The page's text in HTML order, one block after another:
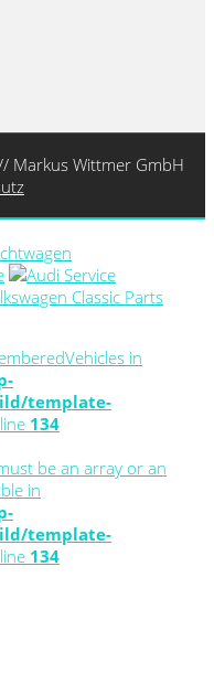
Markus Wittmer GmbH
in
template-
134
be an array or an
in
template-
134